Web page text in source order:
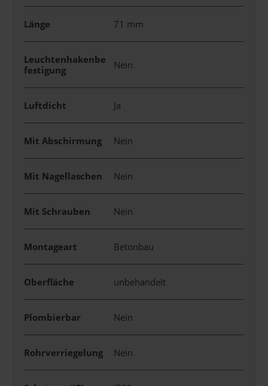
Länge 71 mm
Leuchtenhakenbe
festigung
Nein
Luftdicht Ja
Mit Abschirmung Nein
Mit Nagellaschen Nein
Mit Schrauben Nein
Montageart Betonbau
Oberfläche unbehandelt
Plombierbar Nein
Rohrverriegelung Nein